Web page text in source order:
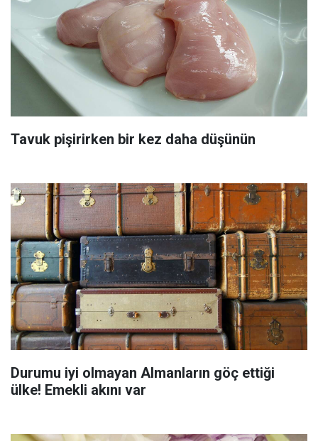
Tavuk pişirirken bir kez daha düşünün
Durumu iyi olmayan Almanların göç ettiği
ülke! Emekli akını var